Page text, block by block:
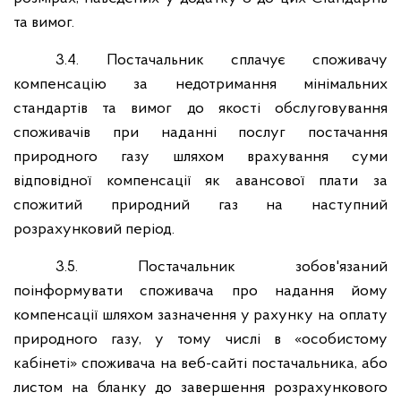
та вимог.
3.4. Постачальник сплачує споживачу
компенсацію за недотримання мінімальних
стандартів та вимог до якості обслуговування
споживачів при наданні послуг постачання
природного газу шляхом врахування суми
відповідної компенсації як авансової плати за
спожитий природний газ на наступний
розрахунковий період.
3.5. Постачальник зобов'язаний
поінформувати споживача про надання йому
компенсації шляхом зазначення у рахунку на оплату
природного газу, у тому числі в «особистому
кабінеті» споживача на веб-сайті постачальника, або
листом на бланку до завершення розрахункового